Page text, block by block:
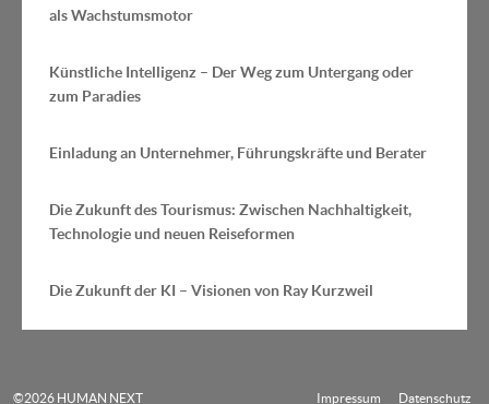
als Wachstumsmotor
Künstliche Intelligenz – Der Weg zum Untergang oder
zum Paradies
Einladung an Unternehmer, Führungskräfte und Berater
Die Zukunft des Tourismus: Zwischen Nachhaltigkeit,
Technologie und neuen Reiseformen
Die Zukunft der KI – Visionen von Ray Kurzweil
©2026 HUMAN NEXT Datenschutz
Impressum